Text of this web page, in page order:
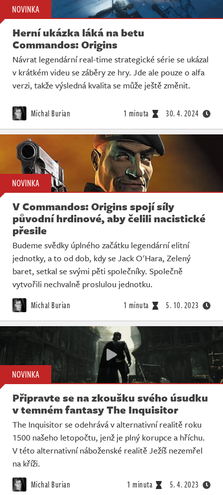
NOVINKA
Herní ukázka láká na betu
Commandos: Origins
Návrat legendární real-time strategické série se ukázal
v krátkém videu se záběry ze hry. Jde ale pouze o alfa
verzi, takže výsledná kvalita se může ještě změnit.
Michal Burian 1 minuta 30. 4. 2024
NOVINKA
V Commandos: Origins spojí síly
původní hrdinové, aby čelili nacistické
přesile
Budeme svědky úplného začátku legendární elitní
jednotky, a to od dob, kdy se Jack O'Hara, Zelený
baret, setkal se svými pěti společníky. Společně
vytvořili nechvalně proslulou jednotku.
Michal Burian 1 minuta 5. 10. 2023
NOVINKA
Připravte se na zkoušku svého úsudku
v temném fantasy The Inquisitor
The Inquisitor se odehrává v alternativní realitě roku
1500 našeho letopočtu, jenž je plný korupce a hříchu.
V této alternativní náboženské realitě Ježíš nezemřel
na kříži.
Michal Burian 1 minuta 5. 4. 2023